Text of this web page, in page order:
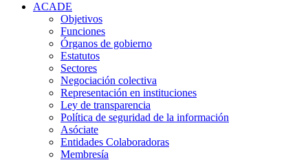
ACADE
Objetivos
Funciones
Órganos de gobierno
Estatutos
Sectores
Negociación colectiva
Representación en instituciones
Ley de transparencia
Política de seguridad de la información
Asóciate
Entidades Colaboradoras
Membresía